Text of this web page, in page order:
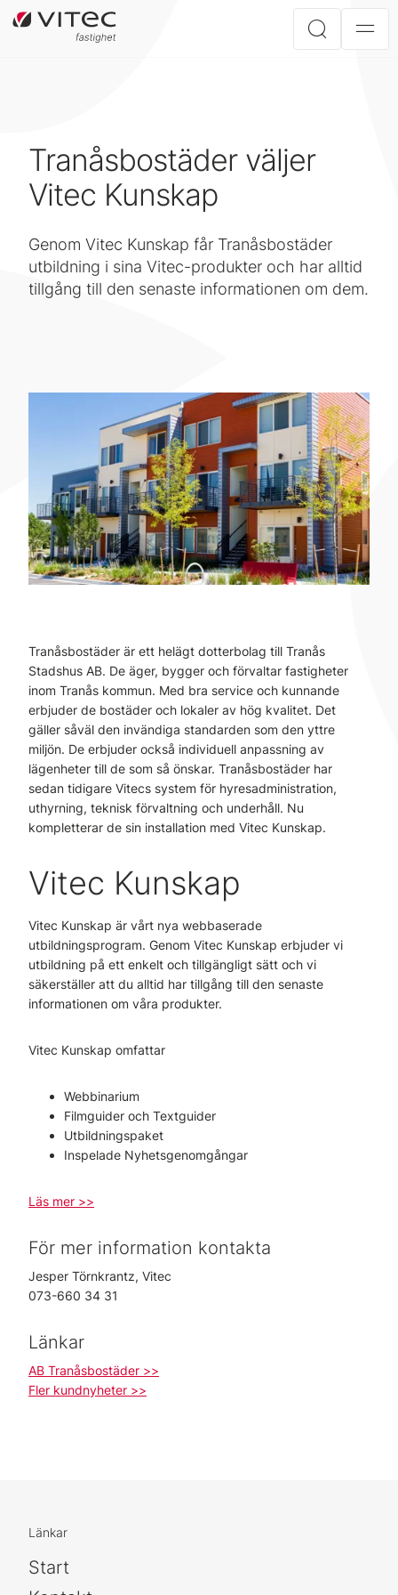
Tranåsbostäder väljer
Vitec Kunskap
Genom Vitec Kunskap får Tranåsbostäder
utbildning i sina Vitec-produkter och har alltid
tillgång till den senaste informationen om dem.
Tranåsbostäder är ett helägt dotterbolag till Tranås
Stadshus AB. De äger, bygger och förvaltar fastigheter
inom Tranås kommun. Med bra service och kunnande
erbjuder de bostäder och lokaler av hög kvalitet. Det
gäller såväl den invändiga standarden som den yttre
miljön. De erbjuder också individuell anpassning av
lägenheter till de som så önskar. Tranåsbostäder har
sedan tidigare Vitecs system för hyresadministration,
uthyrning, teknisk förvaltning och underhåll. Nu
kompletterar de sin installation med Vitec Kunskap.
Vitec Kunskap
Vitec Kunskap är vårt nya webbaserade
utbildningsprogram. Genom Vitec Kunskap erbjuder vi
utbildning på ett enkelt och tillgängligt sätt och vi
säkerställer att du alltid har tillgång till den senaste
informationen om våra produkter.
Vitec Kunskap omfattar
Webbinarium
Filmguider och Textguider
Utbildningspaket
Inspelade Nyhetsgenomgångar
Läs mer >>
För mer information kontakta
Jesper Törnkrantz, Vitec
073-660 34 31
Länkar
AB Tranåsbostäder >>
Fler kundnyheter >>
Länkar
Start